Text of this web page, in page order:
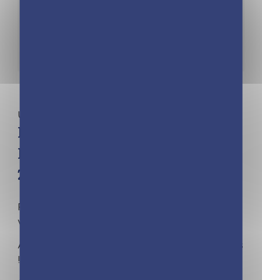
Uncategorized
Frigobloc Mensuel 2025 spécial
Horoscope (de janv. à dec.
2025)
FRIGOBLOC©, LE VRAI, L’ORIGINAL ! N°1 des
ventes de calendriers familiaux !
Avec les dates officielles des vacances scolaires
!